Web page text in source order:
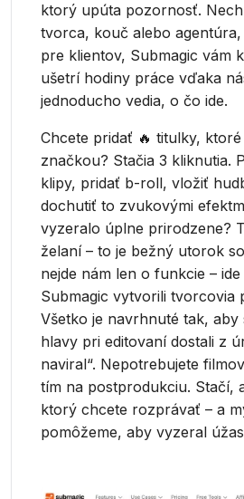
ktorý upúta pozornosť.
tvorca, kouč alebo
pre klientov, Submagic vám
ušetrí hodiny práce vďaka
jednoducho vedia, o čo ide.
Chcete pridať 🔥 titulky,
značkou? Stačia 3 kliknutia.
klipy, pridať b-roll, vložiť
dochutiť to zvukovými
vyzeralo úplne prirodzene?
želaní – to je bežný utorok
nejde nám len o funkcie –
Submagic vytvorili tvorcovia
Všetko je navrhnuté tak, aby
hlavy pri editovaní dostali z
naviral“. Nepotrebujete
tím na postprodukciu. Stačí,
ktorý chcete rozprávať – a
pomôžeme, aby vyzeral